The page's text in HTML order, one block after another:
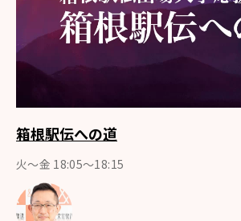
箱根駅伝への道
火～金 18:05～18:15